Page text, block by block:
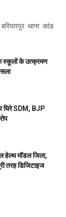
थाना कांड
के स्कूलों के उत्क्रमण
घिरे SDM, BJP
हेल्थ मॉडल जिला,
तरह डिजिटाइज